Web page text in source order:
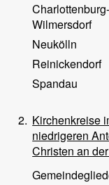
Charlottenburg-
Wilmersdorf
Neukölln
Reinickendorf
Spandau
2. Kirchenkreise
niedrigeren
Christen an